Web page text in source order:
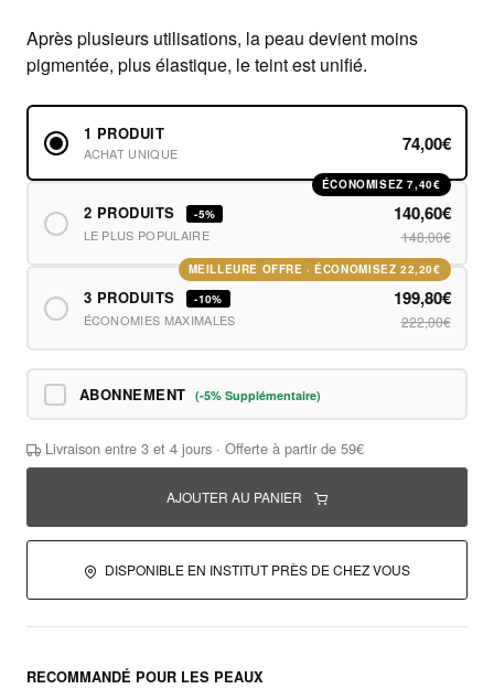
Après plusieurs utilisations, la peau devient moins
pigmentée, plus élastique, le teint est unifié.
1 PRODUIT
ACHAT UNIQUE 74,00€
ÉCONOMISEZ 7,40€
2 PRODUITS -5%
LE PLUS POPULAIRE
140,60€
148,00€
MEILLEURE OFFRE · ÉCONOMISEZ 22,20€
3 PRODUITS -10%
ÉCONOMIES MAXIMALES
199,80€
222,00€
ABONNEMENT (-5% Supplémentaire)
Livraison entre 3 et 4 jours · Offerte à partir de 59€
AJOUTER AU PANIER
DISPONIBLE EN INSTITUT PRÈS DE CHEZ VOUS
RECOMMANDÉ POUR LES PEAUX